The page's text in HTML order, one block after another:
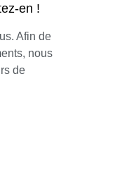
en !
Afin de
nous
de